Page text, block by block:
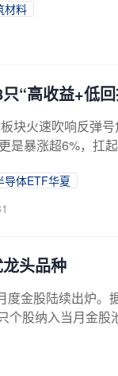
材料
“高收益+低
块火速吹响反弹
是暴涨超6%，扛
导体ETF华夏
头品种
度金股陆续出炉
个股纳入当月金